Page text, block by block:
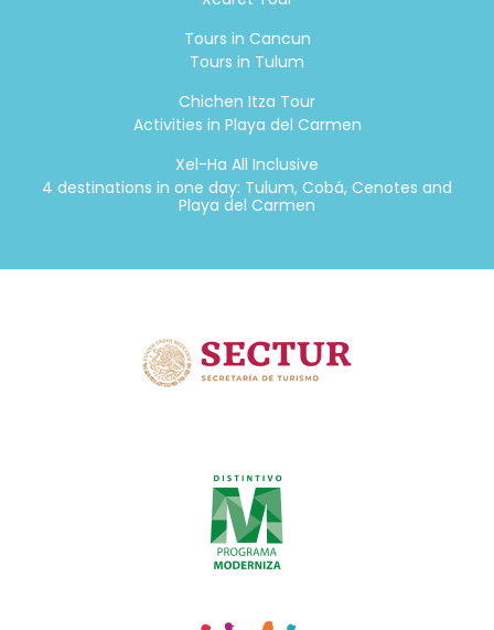
Tours in Cancun
Tours in Tulum
Chichen Itza Tour
Activities in Playa del Carmen
Xel-Ha All Inclusive
4 destinations in one day: Tulum, Cobá, Cenotes and
Playa del Carmen